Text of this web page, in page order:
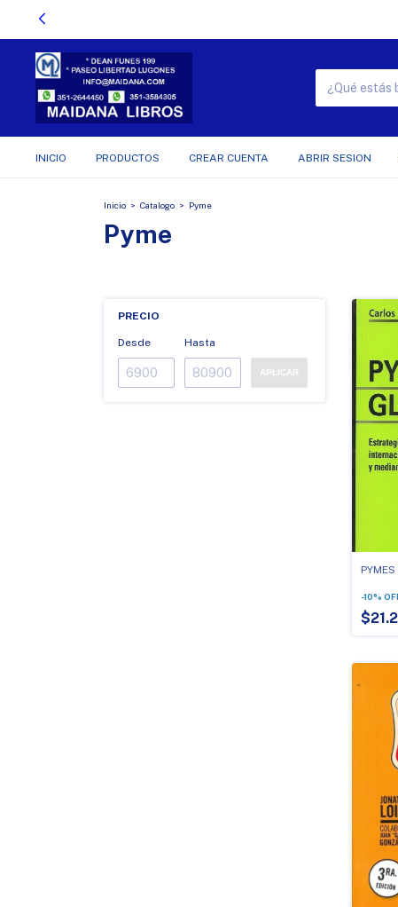
INICIO PRODUCTOS CREAR CUENTA ABRIR SESION
Inicio > Catalogo > Pyme
Pyme
PRECIO
Desde Hasta
APLICAR
-10%